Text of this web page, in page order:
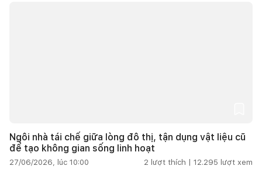
Ngôi nhà tái chế giữa lòng đô thị, tận dụng vật liệu cũ
để tạo không gian sống linh hoạt
27/06/2026, lúc 10:00 2 lượt thích | 12.295 lượt xem